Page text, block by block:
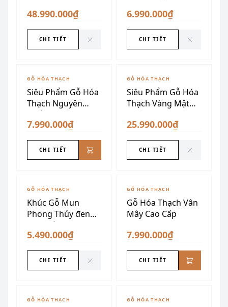
48.990.000₫
CHI TIẾT
6.990.000₫
CHI TIẾT
GỖ HÓA THẠCH
Siêu Phẩm Gỗ Hóa
Thạch Nguyên
Khối
7.990.000₫
CHI TIẾT
ĐÃ SƯU TẦM
GỖ HÓA THẠCH
Siêu Phẩm Gỗ Hóa
Thạch Vàng Mật
25.990.000₫
CHI TIẾT
ĐÃ SƯU TẦM
GỖ HÓA THẠCH
Khúc Gỗ Mun
Phong Thủy đen
Vân Trắng
5.490.000₫
CHI TIẾT
GỖ HÓA THẠCH
Gỗ Hóa Thạch Vân
Mây Cao Cấp
7.990.000₫
CHI TIẾT
GỖ HÓA THẠCH GỖ HÓA THẠCH